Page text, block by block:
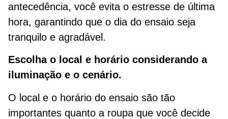
antecedência, você evita o estresse de última
hora, garantindo que o dia do ensaio seja
tranquilo e agradável.
Escolha o local e horário considerando a
iluminação e o cenário.
O local e o horário do ensaio são tão
importantes quanto a roupa que você decide